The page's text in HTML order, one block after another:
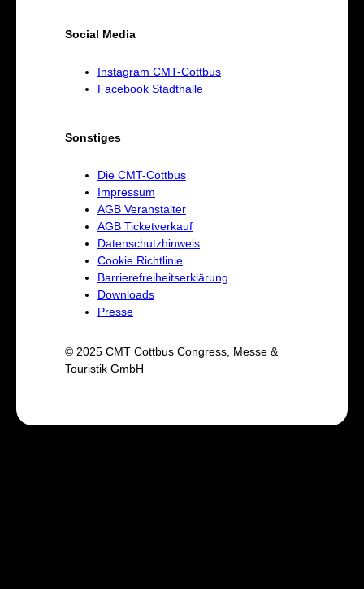
Social Media
Instagram CMT-Cottbus
Facebook Stadthalle
Sonstiges
Die CMT-Cottbus
Impressum
AGB Veranstalter
AGB Ticketverkauf
Datenschutzhinweis
Cookie Richtlinie
Barrierefreiheitserklärung
Downloads
Presse
© 2025 CMT Cottbus Congress, Messe &
Touristik GmbH